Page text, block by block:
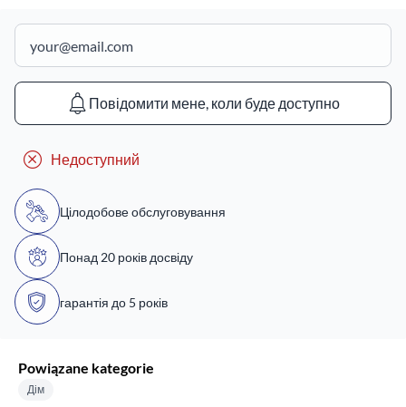
Повідомити мене, коли буде доступно
Недоступний
Цілодобове обслуговування
Понад 20 років досвіду
гарантія до 5 років
Powiązane kategorie
Дім